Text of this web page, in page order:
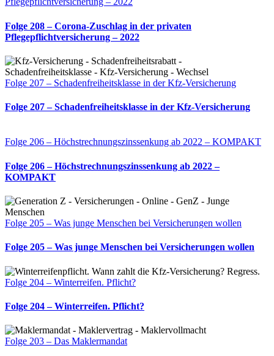
Folge 208 – Corona-Zuschlag in der privaten
Pflegepflichtversicherung – 2022
Folge 207 – Schadenfreiheitsklasse in der Kfz-Versicherung
Folge 207 – Schadenfreiheitsklasse in der Kfz-Versicherung
Folge 206 – Höchstrechnungszinssenkung ab 2022 – KOMPAKT
Folge 206 – Höchstrechnungszinssenkung ab 2022 –
KOMPAKT
Folge 205 – Was junge Menschen bei Versicherungen wollen
Folge 205 – Was junge Menschen bei Versicherungen wollen
Folge 204 – Winterreifen. Pflicht?
Folge 204 – Winterreifen. Pflicht?
Folge 203 – Das Maklermandat